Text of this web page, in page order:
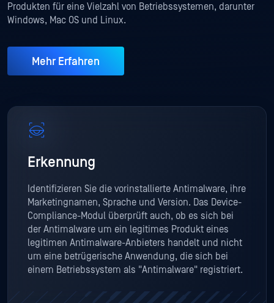
Produkten für eine Vielzahl von Betriebssystemen, darunter
Windows, Mac OS und Linux.
Mehr Erfahren
Erkennung
Identifizieren Sie die vorinstallierte Antimalware, ihre
Marketingnamen, Sprache und Version. Das Device-
Compliance-Modul überprüft auch, ob es sich bei
der Antimalware um ein legitimes Produkt eines
legitimen Antimalware-Anbieters handelt und nicht
um eine betrügerische Anwendung, die sich bei
einem Betriebssystem als "Antimalware" registriert.